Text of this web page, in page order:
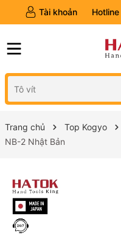
Tài khoản Hotline
Trang chủ Top Kogyo
NB-2 Nhật Bản